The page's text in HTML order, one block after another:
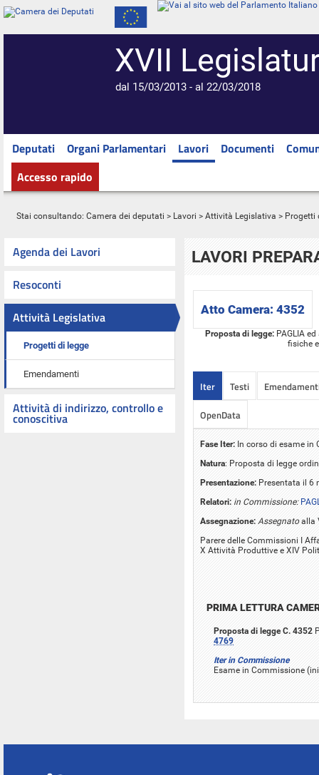
XVII
dal 15/03/2013 - al 22/03/2018
Deputati Organi Parlamentari Lavori Documenti
Accesso rapido
Stai consultando: Camera dei deputati > Lavori > Attività Legislativa > Progetti
Agenda dei Lavori
Resoconti
Attività Legislativa
Progetti di legge
Emendamenti
Attività di indirizzo, controllo e
conoscitiva
LAVORI
Atto Camera: 4352
Proposta di legge:PAGLIA
fisiche
Iter Testi
OpenData
Fase Iter: In corso di esame in
Natura: Proposta di legge
Presentazione: Presentata il 6
Relatori: in Commissione:
Assegnazione: Assegnatoalla
Parere delle Commissioni I
X Attività Produttive e XIV
PRIMA LETTURA
Proposta di legge C. 4352
4769
Iter in Commissione
Esame in Commissione